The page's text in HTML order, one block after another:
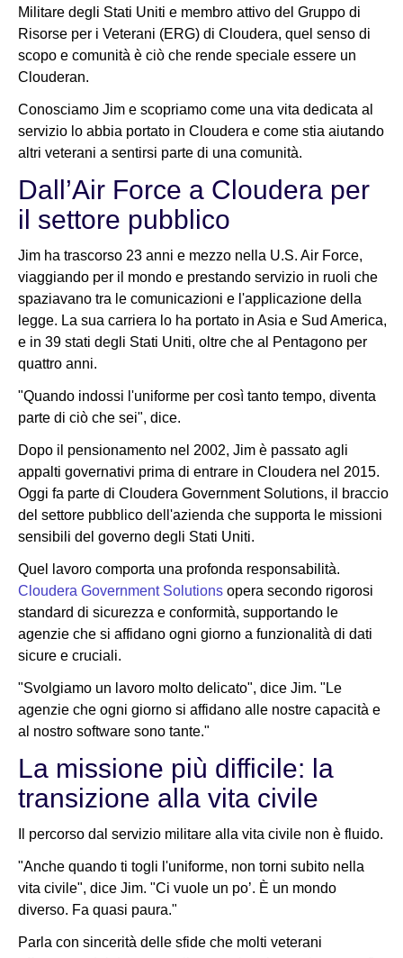
Militare degli Stati Uniti e membro attivo del Gruppo di
Risorse per i Veterani (ERG) di Cloudera, quel senso di
scopo e comunità è ciò che rende speciale essere un
Clouderan.
Conosciamo Jim e scopriamo come una vita dedicata al
servizio lo abbia portato in Cloudera e come stia aiutando
altri veterani a sentirsi parte di una comunità.
Dall’Air Force a Cloudera per
il settore pubblico
Jim ha trascorso 23 anni e mezzo nella U.S. Air Force,
viaggiando per il mondo e prestando servizio in ruoli che
spaziavano tra le comunicazioni e l'applicazione della
legge. La sua carriera lo ha portato in Asia e Sud America,
e in 39 stati degli Stati Uniti, oltre che al Pentagono per
quattro anni.
"Quando indossi l'uniforme per così tanto tempo, diventa
parte di ciò che sei", dice.
Dopo il pensionamento nel 2002, Jim è passato agli
appalti governativi prima di entrare in Cloudera nel 2015.
Oggi fa parte di Cloudera Government Solutions, il braccio
del settore pubblico dell'azienda che supporta le missioni
sensibili del governo degli Stati Uniti.
Quel lavoro comporta una profonda responsabilità.
Cloudera Government Solutions opera secondo rigorosi
standard di sicurezza e conformità, supportando le
agenzie che si affidano ogni giorno a funzionalità di dati
sicure e cruciali.
"Svolgiamo un lavoro molto delicato", dice Jim. "Le
agenzie che ogni giorno si affidano alle nostre capacità e
al nostro software sono tante."
La missione più difficile: la
transizione alla vita civile
Il percorso dal servizio militare alla vita civile non è fluido.
"Anche quando ti togli l'uniforme, non torni subito nella
vita civile", dice Jim. "Ci vuole un po’. È un mondo
diverso. Fa quasi paura."
Parla con sincerità delle sfide che molti veterani